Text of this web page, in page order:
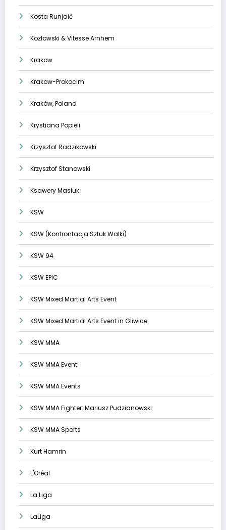
Kosta Runjaić
Kozłowski & Vitesse Arnhem
Krakow
Krakow-Prokocim
Kraków, Poland
Krystiana Popieli
Krzysztof Radzikowski
Krzysztof Stanowski
Ksawery Masiuk
KSW
KSW (Konfrontacja Sztuk Walki)
KSW 94
KSW EPIC
KSW Mixed Martial Arts Event
KSW Mixed Martial Arts Event in Gliwice
KSW MMA
KSW MMA Event
KSW MMA Events
KSW MMA Fighter: Mariusz Pudzianowski
KSW MMA Sports
Kurt Hamrin
L'Oréal
La Liga
LaLiga